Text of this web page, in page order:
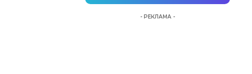
- РЕКЛАМА -